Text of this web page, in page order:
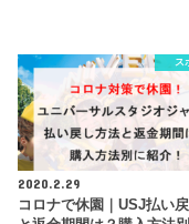
ス
2020.2.29
コロナで休園｜USJ払い